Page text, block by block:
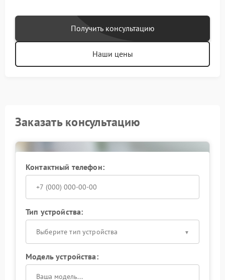
Получить консультацию
Наши цены
Заказать консультацию
Контактный телефон:
Тип устройства:
Выберите тип устройства
Модель устройства: